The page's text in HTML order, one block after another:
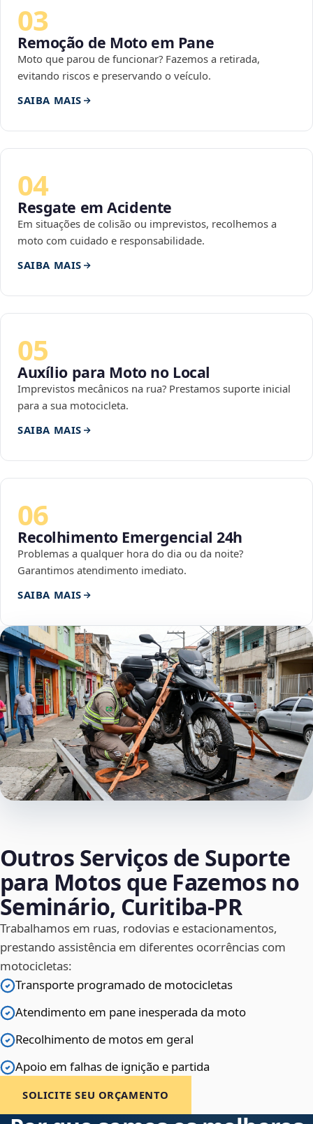
03
Remoção de Moto em Pane
Moto que parou de funcionar? Fazemos a retirada,
evitando riscos e preservando o veículo.
SAIBA MAIS
04
Resgate em Acidente
Em situações de colisão ou imprevistos, recolhemos a
moto com cuidado e responsabilidade.
SAIBA MAIS
05
Auxílio para Moto no Local
Imprevistos mecânicos na rua? Prestamos suporte inicial
para a sua motocicleta.
SAIBA MAIS
06
Recolhimento Emergencial 24h
Problemas a qualquer hora do dia ou da noite?
Garantimos atendimento imediato.
SAIBA MAIS
Outros Serviços de Suporte
para Motos que Fazemos no
Seminário, Curitiba‑PR
Trabalhamos em ruas, rodovias e estacionamentos,
prestando assistência em diferentes ocorrências com
motocicletas:
Transporte programado de motocicletas
Atendimento em pane inesperada da moto
Recolhimento de motos em geral
Apoio em falhas de ignição e partida
SOLICITE SEU ORÇAMENTO